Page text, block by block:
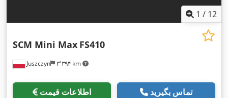
1 / 12
Juszczyn ۳٬۳۹۴ km
SCM Mini Max FS410
اطلاعات قیمت تماس بگیرید